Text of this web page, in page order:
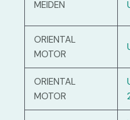
MEIDEN
ORIENTAL
MOTOR
ORIENTAL
MOTOR